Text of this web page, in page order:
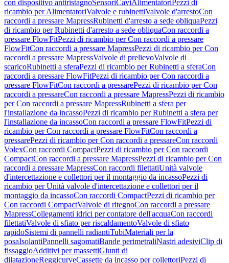
con dispositivo antiristagnoSensoriCaviAlimentatori Pezzi di
ricambio per AlimentatoriValvole e rubinettiValvole d'arrestoCon
raccordi a pressare MapressRubinetti d'arresto a sede obliquaPezzi
di ricambio per Rubinetti d'arresto a sede obliquaCon raccordi a
pressare FlowFitPezzi di ricambio per Con raccordi a pressare
FlowFitCon raccordi a pressare MapressPezzi di ricambio per Con
raccordi a pressare MapressValvole di prelievoValvole di
scaricoRubinetti a sferaPezzi di ricambio per Rubinetti a sferaCon
raccordi a pressare FlowFitPezzi di ricambio per Con raccordi a
pressare FlowFitCon raccordi a pressarePezzi di ricambio per Con
raccordi a pressareCon raccordi a pressare MapressPezzi di ricambio
per Con raccordi a pressare MapressRubinetti a sfera per
l'installazione da incassoPezzi di ricambio per Rubinetti a sfera per
l'installazione da incassoCon raccordi a pressare FlowFitPezzi di
ricambio per Con raccordi a pressare FlowFitCon raccordi a
pressarePezzi di ricambio per Con raccordi a pressareCon raccordi
VolexCon raccordi CompactPezzi di ricambio per Con raccordi
CompactCon raccordi a pressare MapressPezzi di ricambio per Con
raccordi a pressare MapressCon raccordi filettatiUnità valvole
d'intercettazione e collettori per il montaggio da incassoPezzi di
ricambio per Unità valvole d'intercettazione e collettori per il
montaggio da incassoCon raccordi CompactPezzi di ricambio per
Con raccordi CompactValvole di ritegnoCon raccordi a pressare
MapressCollegamenti idrici per contatore dell'acquaCon raccordi
filettatiValvole di sfiato per riscaldamentoValvole di sfiato
rapidoSistemi di pannelli radiantiTubiMateriali per la
posaIsolantiPannelli sagomatiBande perimetraliNastri adesiviClip di
fissaggioAdditivi per massettiGiunti di
dilatazioneReggicurveCassette da incasso per collettoriPezzi di